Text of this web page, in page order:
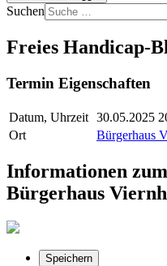
Suchen
Freies Handicap-
Termin Eigenschaften
Datum, Uhrzeit 30.05.2025
Ort
Bürgerhaus
Informationen
Bürgerhaus
Speichern